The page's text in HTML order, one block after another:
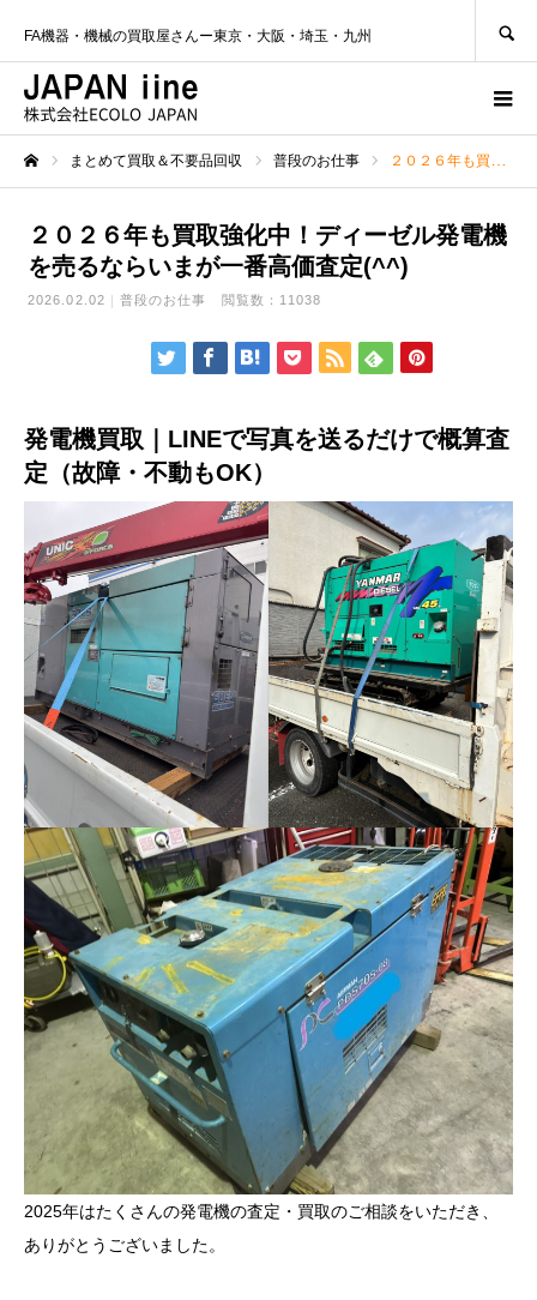
FA機器・機械の買取屋さんー東京・大阪・埼玉・九州
まとめて買取＆不要品回収 普段のお仕事 ２０２６年も買取強化中！ディーゼル発電機を売るならいまが一番高価査定(^^)
２０２６年も買取強化中！ディーゼル発電機
を売るならいまが一番高価査定(^^)
2026.02.02 普段のお仕事 閲覧数：11038
発電機買取｜LINEで写真を送るだけで概算査
定（故障・不動もOK）
2025年はたくさんの発電機の査定・買取のご相談をいただき、
ありがとうございました。